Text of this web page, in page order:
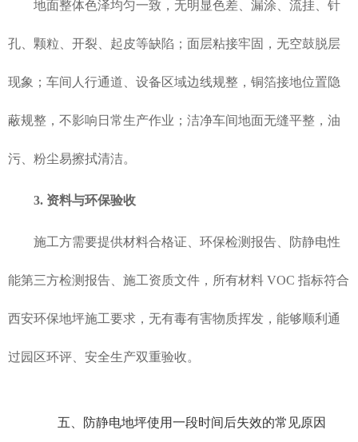
地面整体色泽均匀一致，无明显色差、漏涂、流挂、针
孔、颗粒、开裂、起皮等缺陷；面层粘接牢固，无空鼓脱层
现象；车间人行通道、设备区域边线规整，铜箔接地位置隐
蔽规整，不影响日常生产作业；洁净车间地面无缝平整，油
污、粉尘易擦拭清洁。
3. 资料与环保验收
施工方需要提供材料合格证、环保检测报告、防静电性
能第三方检测报告、施工资质文件，所有材料 VOC 指标符合
西安环保地坪施工要求，无有毒有害物质挥发，能够顺利通
过园区环评、安全生产双重验收。
五、防静电地坪使用一段时间后失效的常见原因